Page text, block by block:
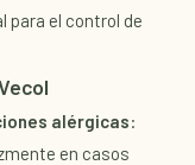
para el control de
alérgicas:
en casos